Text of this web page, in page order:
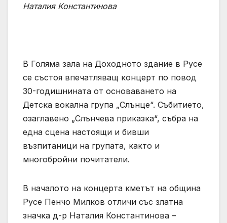
Наталия Константинова
В Голямa зала на Доходното здание в Русе
се състоя впечатляващ концерт по повод
30-годишнината от основаването на
Детска вокална група „Слънце“. Събитието,
озаглавено „Слънчева приказка“, събра на
една сцена настоящи и бивши
възпитаници на групата, както и
многобройни почитатели.
В началото на концерта кметът на община
Русе Пенчо Милков отличи със златна
значка д-р Наталия Константинова –